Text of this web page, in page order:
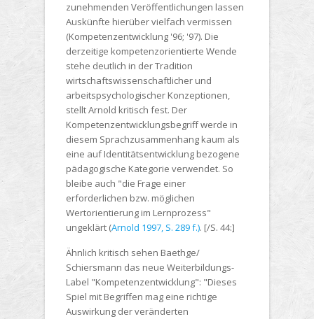
zunehmenden Veröffentlichungen lassen
Auskünfte hierüber vielfach vermissen
(Kompetenzentwicklung '96; '97). Die
derzeitige kompetenzorientierte Wende
stehe deutlich in der Tradition
wirtschaftswissenschaftlicher und
arbeitspsychologischer Konzeptionen,
stellt Arnold kritisch fest. Der
Kompetenzentwicklungsbegriff werde in
diesem Sprachzusammenhang kaum als
eine auf Identitätsentwicklung bezogene
pädagogische Kategorie verwendet. So
bleibe auch "die Frage einer
erforderlichen bzw. möglichen
Wertorientierung im Lernprozess"
ungeklärt (Arnold 1997, S. 289 f.). [/S. 44:]
Ähnlich kritisch sehen Baethge/
Schiersmann das neue Weiterbildungs-
Label "Kompetenzentwicklung": "Dieses
Spiel mit Begriffen mag eine richtige
Auswirkung der veränderten